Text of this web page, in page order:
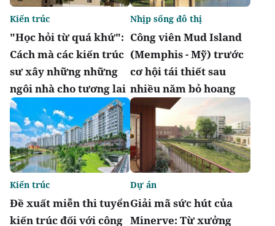
"Học hỏi từ quá khứ":
Cách mà các kiến trúc
sư xây những những
ngôi nhà cho tương lai
Kiến trúc
Công viên Mud Island
(Memphis - Mỹ) trước
cơ hội tái thiết sau
nhiều năm bỏ hoang
Nhịp sống đô thị
Đề xuất miễn thi tuyển
kiến trúc đối với công
Kiến trúc
Giải mã sức hút của
Minerve: Từ xưởng
Dự án